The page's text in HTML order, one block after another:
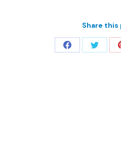
Share this
Deel
Deel